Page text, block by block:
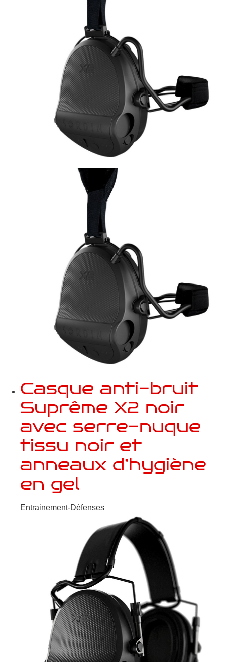
Casque anti-bruit
Suprême X2 noir
avec serre-nuque
tissu noir et
anneaux d’hygiène
en gel
Entrainement-Défenses